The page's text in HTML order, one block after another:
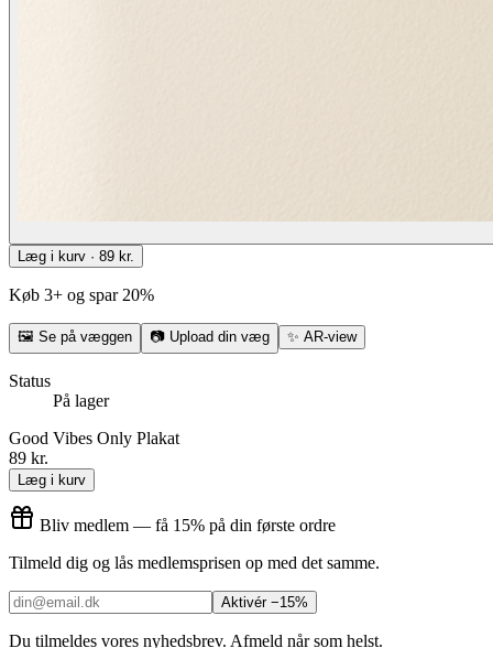
Læg i kurv · 89 kr.
Køb 3+ og spar 20%
🖼 Se på væggen 📷 Upload din væg ✨ AR-view
Status
På lager
Good Vibes Only Plakat
89 kr.
Læg i kurv
Bliv medlem — få 15% på din første ordre
Tilmeld dig og lås medlemsprisen op med det samme.
Aktivér −15%
Du tilmeldes vores nyhedsbrev. Afmeld når som helst.